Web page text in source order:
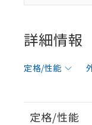
詳細情報
定格/性能
定格/性能